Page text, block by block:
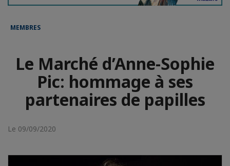
MEMBRES
Le Marché d’Anne-Sophie
Pic: hommage à ses
partenaires de papilles
Le 09/09/2020